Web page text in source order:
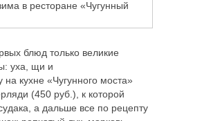
блюд только великие
уха, щи и
на кухне «Чугунного моста»
(450 руб.), к которой
а дальше все по рецепту